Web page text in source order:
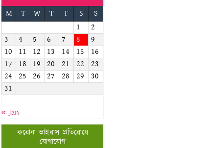
M
T W T F S
S
1
2
3
4 5 6 7 8
9
10
11 12 13 14 15
16
17
18 19 20 21 22
23
24
25 26 27 28 29
30
31
« Jan
করোনা ভাইরাস প্রতিরোধে
যোগাযোগ